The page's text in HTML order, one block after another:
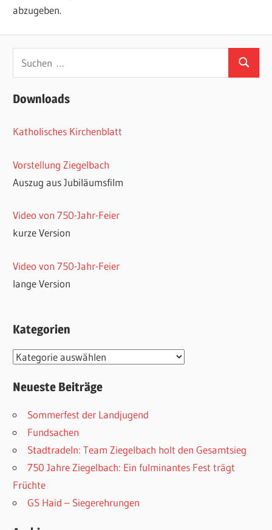
abzugeben.
Suchen
Downloads
Katholisches Kirchenblatt
Vorstellung Ziegelbach
Auszug aus Jubiläumsfilm
Video von 750-Jahr-Feier
kurze Version
Video von 750-Jahr-Feier
lange Version
Kategorien
Kategorien
Neueste Beiträge
Sommerfest der Landjugend
Fundsachen
Stadtradeln: Team Ziegelbach holt den Gesamtsieg
750 Jahre Ziegelbach: Ein fulminantes Fest trägt
Früchte
GS Haid – Siegerehrungen